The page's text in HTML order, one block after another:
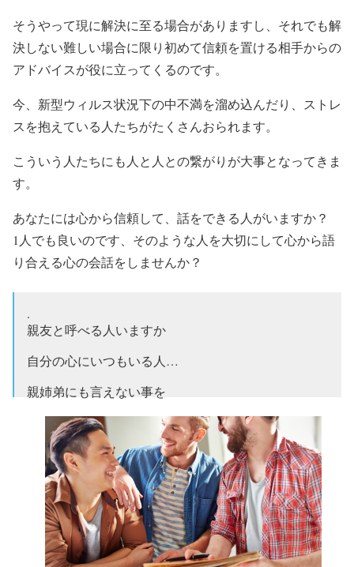
そうやって現に解決に至る場合がありますし、それでも解
決しない難しい場合に限り初めて信頼を置ける相手からの
アドバイスが役に立ってくるのです。
今、新型ウィルス状況下の中不満を溜め込んだり、ストレ
スを抱えている人たちがたくさんおられます。
こういう人たちにも人と人との繋がりが大事となってきま
す。
あなたには心から信頼して、話をできる人がいますか？
1人でも良いのです、そのような人を大切にして心から語
り合える心の会話をしませんか？
.
親友と呼べる人いますか
自分の心にいつもいる人…
親姉弟にも言えない事を
相談できる人…
常に自分を心配してくれる人…
友情を大切にくれる人…
いつも気にかけてくれる人…
きっといますよ😊